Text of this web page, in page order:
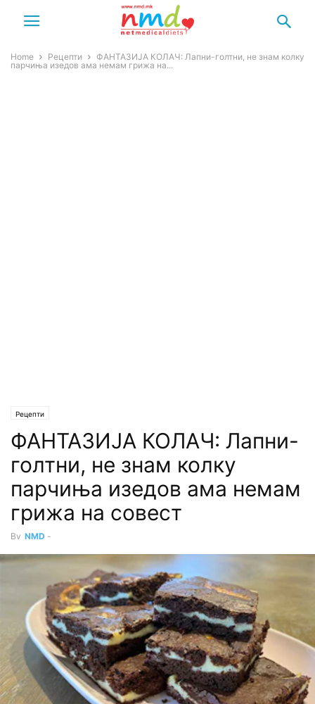
Home Рецепти
ФАНТАЗИЈА КОЛАЧ: Лапни-голтни, не знам колку
парчиња изедов ама немам грижа на...
Рецепти
ФАНТАЗИЈА КОЛАЧ: Лапни-
голтни, не знам колку
парчиња изедов ама немам
грижа на совест
By NMD -